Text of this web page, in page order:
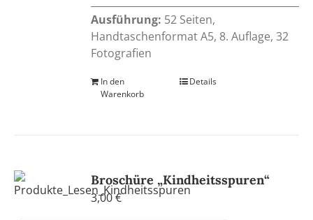
Ausführung: 52 Seiten,
Handtaschenformat A5, 8. Auflage, 32
Fotografien
In den
Warenkorb
Details
Broschüre „Kindheitsspuren“
3,00€